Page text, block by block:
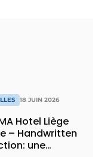
18 JUIN 2026
Hotel Liège
– Handwritten
une